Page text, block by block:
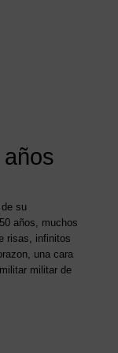
su
años, muchos
risas, infinitos
una cara
militar de